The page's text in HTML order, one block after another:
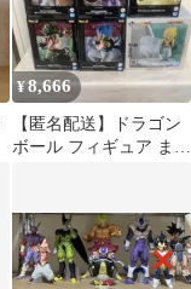
¥8,666
【匿名配送】ドラゴン
ボール フィギュア まと